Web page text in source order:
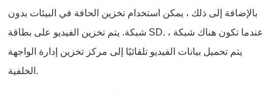
بالإضافة إلى ذلك ، يمكن استخدام تخزين الحافة في البيئات بدون
شبكة. يتم تخزين الفيديو على بطاقة SD. عندما تكون هناك شبكة ،
يتم تحميل بيانات الفيديو تلقائيًا إلى مركز تخزين إدارة الواجهة
الخلفية.